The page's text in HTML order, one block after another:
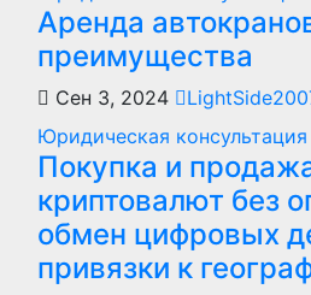
Аренда
преимущества
Сен 3, 2024
Юридическая консультация
Покупка и
криптовалют без
обмен цифровых
привязки к